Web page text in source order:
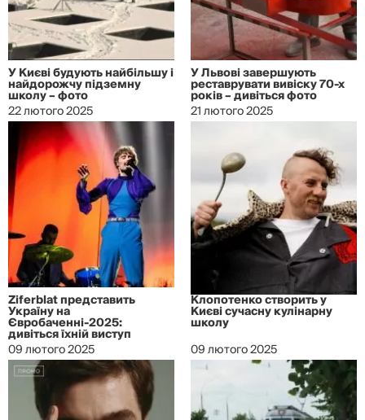
У Києві будують найбільшу і
найдорожчу підземну
школу – фото
22 лютого 2025
У Львові завершують
реставрувати вивіску 70-х
років – дивіться фото
21 лютого 2025
Ziferblat представить
Україну на
Євробаченні-2025:
дивіться їхній виступ
09 лютого 2025
Клопотенко створить у
Києві сучасну кулінарну
школу
09 лютого 2025